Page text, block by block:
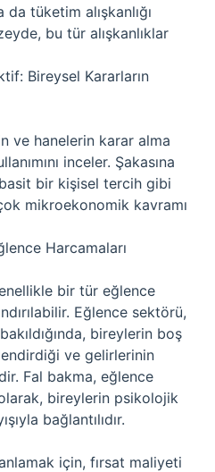
tüketim alışkanlığı
bu tür alışkanlıklar
Bireysel Kararların
ve hanelerin karar alma
inceler. Şakasına
bir kişisel tercih gibi
mikroekonomik kavramı
Harcamaları
bir tür eğlence
Eğlence sektörü,
bireylerin boş
ve gelirlerinin
Fal bakma, eğlence
bireylerin psikolojik
bağlantılıdır.
anlamak için, fırsat maliyeti